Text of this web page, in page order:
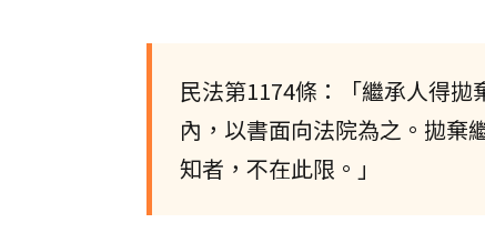
民法第1174條：「繼承人得
內，以書面向法院為之。拋棄
知者，不在此限。」